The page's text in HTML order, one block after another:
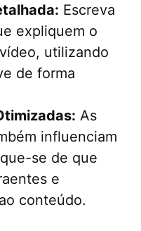
Escreva
expliquem o
utilizando
de forma
As
influenciam
se de que
e
conteúdo.